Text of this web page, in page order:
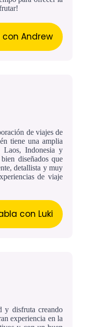
con Andrew
de viajes de
tiene una amplia
Laos, Indonesia y
diseñados que
detallista y muy
de viaje
con Luki
y disfruta creando
experiencia en la